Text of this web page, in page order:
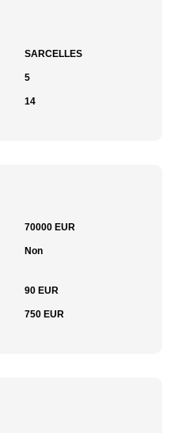
SARCELLES
5
14
70000 EUR
Non
90 EUR
750 EUR